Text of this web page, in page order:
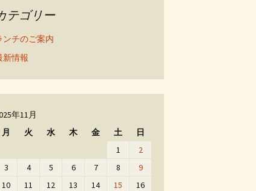
テゴリー
ンチのご案内
新情報
年11月
月
火 水 木 金 土 日
1
2
3
4 5 6 7 8
9
10
11 12 13 14 15
16